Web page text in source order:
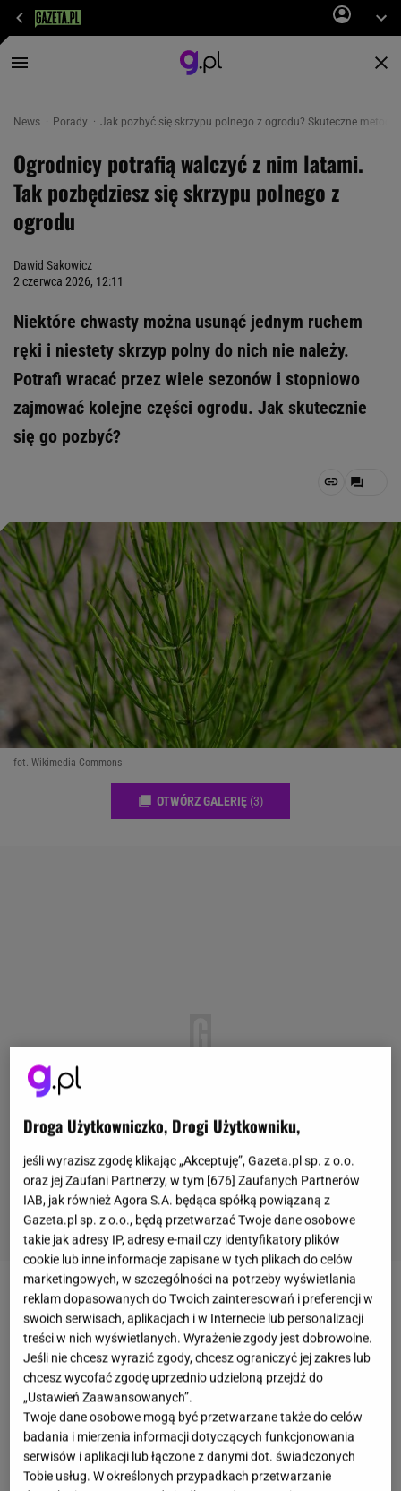
News Porady Jak pozbyć się skrzypu polnego z ogrodu? Skuteczne
Ogrodnicy potrafią walczyć z nim latami.
Tak pozbędziesz się skrzypu polnego z
ogrodu
Dawid Sakowicz
2 czerwca 2026, 12:11
Niektóre chwasty można usunąć jednym ruchem
ręki i niestety skrzyp polny do nich nie należy.
Potrafi wracać przez wiele sezonów i stopniowo
zajmować kolejne części ogrodu. Jak skutecznie
się go pozbyć?
fot. Wikimedia Commons
OTWÓRZ GALERIĘ (3)
Skrzyp polny jest jednym z najbardziej uciążliwych
chwastów spotykanych w ogrodach.
Charakterystyczne zielone pędy pojawiają się na
trawnikach, rabatach i grządkach warzywnych, a ich
usunięcie często okazuje się znacznie trudniejsze,
niż mogłoby się wydawać. Problem tkwi pod ziemią,
gdzie roślina tworzy rozległą sieć kłączy sięgających
nawet kilkudziesięciu centymetrów w głąb podłoża.
Droga Użytkowniczko, Drogi Użytkowniku,
jeśli wyrazisz zgodę klikając „Akceptuję”, Gazeta.pl sp. z o.o.
oraz jej Zaufani Partnerzy, w tym [676] Zaufanych Partnerów
IAB, jak również Agora S.A. będąca spółką powiązaną z
Gazeta.pl sp. z o.o., będą przetwarzać Twoje dane osobowe
takie jak adresy IP, adresy e-mail czy identyfikatory plików
cookie lub inne informacje zapisane w tych plikach do celów
marketingowych, w szczególności na potrzeby wyświetlania
reklam dopasowanych do Twoich zainteresowań i preferencji w
swoich serwisach, aplikacjach i w Internecie lub personalizacji
treści w nich wyświetlanych. Wyrażenie zgody jest dobrowolne.
Jeśli nie chcesz wyrazić zgody, chcesz ograniczyć jej zakres lub
chcesz wycofać zgodę uprzednio udzieloną przejdź do
„Ustawień Zaawansowanych”.
Twoje dane osobowe mogą być przetwarzane także do celów
badania i mierzenia informacji dotyczących funkcjonowania
serwisów i aplikacji lub łączone z danymi dot. świadczonych
Tobie usług. W określonych przypadkach przetwarzanie